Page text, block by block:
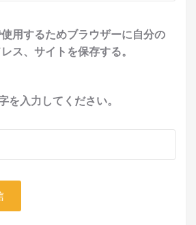
用するためブラウザーに自分の
ス、サイトを保存する。
を入力してください。